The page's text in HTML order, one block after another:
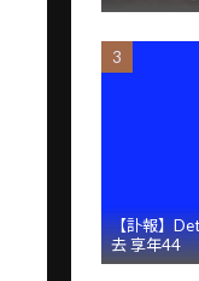
【訃報】
去 享年44